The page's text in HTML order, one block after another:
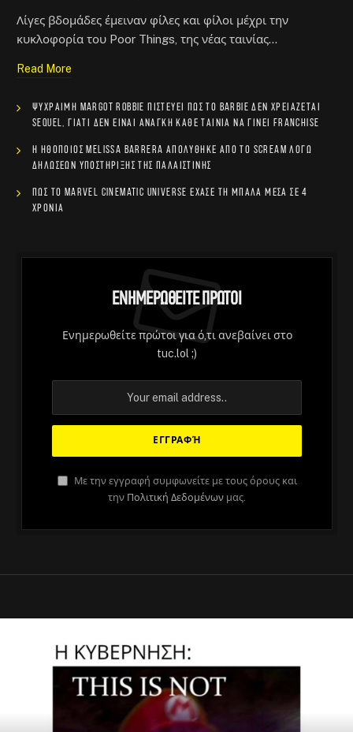
Λίγες βδομάδες έμειναν φίλες και φίλοι μέχρι την
κυκλοφορία του Poor Things, της νέας ταινίας…
Read More
Ψύχραιμη Margot Robbie πιστεύει πως το Barbie δεν χρειάζεται
sequel, γιατί δεν είναι ανάγκη κάθε ταινία να γίνει franchise
Η ηθοποιός Melissa Barrera απολύθηκε από το Scream λόγω
δηλώσεων υποστήριξης της Παλαιστίνης
Πώς το Marvel Cinematic Universe έχασε τη μπάλα μέσα σε 4
χρόνια
Ενημερωθείτε Πρώτοι
Ενημερωθείτε πρώτοι για ό,τι ανεβαίνει στο
tuc.lol ;)
Με την εγγραφή συμφωνείτε με τους όρους και
την Πολιτική Δεδομένων μας.